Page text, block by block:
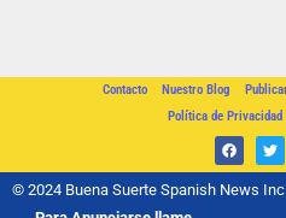
Contacto Nuestro Blog
Política de
© 2024 Buena Suerte Spanish News Inc.